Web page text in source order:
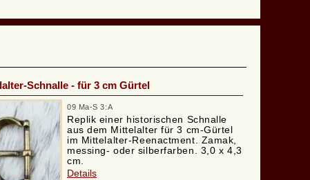
Schnalle - für 3 cm Gürtel
09 Ma-S 3:A
Replik einer historischen Schnalle
aus dem Mittelalter für 3 cm-Gürtel
im Mittelalter-Reenactment. Zamak,
messing- oder silberfarben. 3,0 x 4,3
cm.
Details